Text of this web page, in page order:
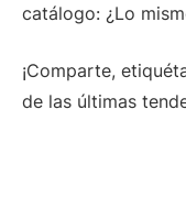
catálogo: ¿Lo
¡Comparte,
de las últimas